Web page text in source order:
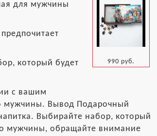
990 руб.
для мужчины
который будет
с вашим
мужчины. Вывод Подарочный
Выбирайте набор, который
мужчины, обращайте внимание